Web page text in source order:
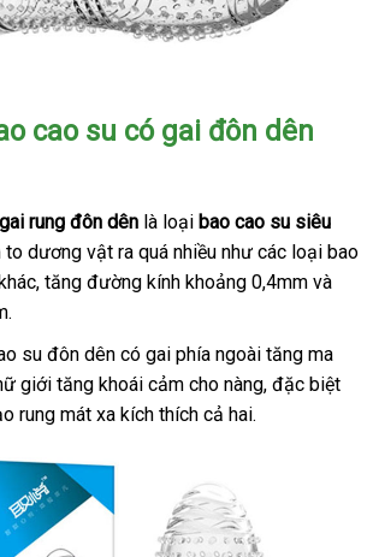
cao su có gai đôn dên
rung đôn dên là loại bao cao su siêu
to dương vật ra quá nhiều như các loại bao
tăng đường kính khoảng 0,4mm và
su đôn dên có gai phía ngoài tăng ma
giới tăng khoái cảm cho nàng, đặc biệt
rung mát xa kích thích cả hai.